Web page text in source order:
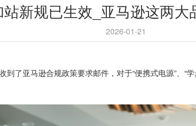
新规已生效_亚马逊这两
2026-01-21
到了亚马逊合规政策要求邮件，对于“便携式电源”、“